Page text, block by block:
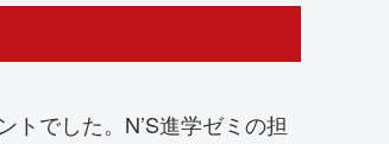
トでした。N’S進学ゼミの担